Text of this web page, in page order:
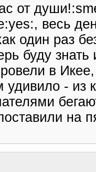
от
весь
один раз
буду знать
в
- из
на